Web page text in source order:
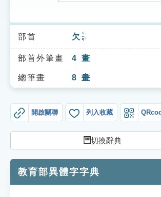
索引選單
知識索引
單字索引
遊戲專區
教學應用
貓頭鷹博士
部首 欠 ㄑㄧㄢˋ
部首外筆畫 4 畫
總筆畫 8 畫
開啟關聯 列入收藏
切換辭典
教育部異體字字典